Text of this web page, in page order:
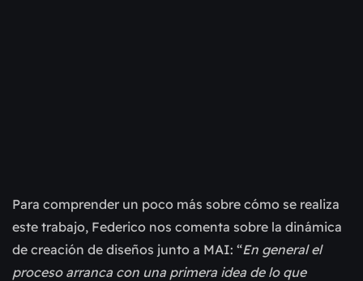
Para comprender un poco más sobre cómo se realiza
este trabajo, Federico nos comenta sobre la dinámica
de creación de diseños junto a MAI: “En general el
proceso arranca con una primera idea de lo que